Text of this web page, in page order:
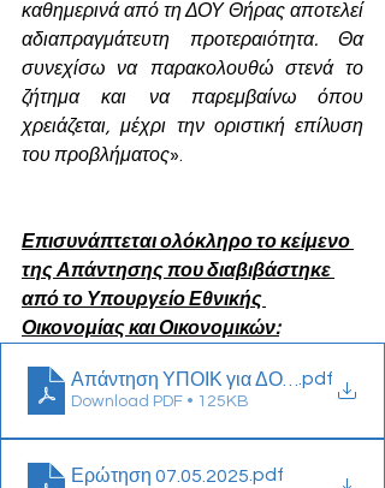
καθημερινά από τη ΔΟΥ Θήρας αποτελεί
αδιαπραγμάτευτη προτεραιότητα. Θα
συνεχίσω να παρακολουθώ στενά το
ζήτημα και να παρεμβαίνω όπου
χρειάζεται, μέχρι την οριστική επίλυση
του προβλήματος».
Επισυνάπτεται ολόκληρο το κείμενο
της Απάντησης που διαβιβάστηκε
από το Υπουργείο Εθνικής
Οικονομίας και Οικονομικών:
Απάντηση ΥΠΟΙΚ για ΔΟΥ Θήρας
.pdf
Download PDF • 125KB
Ερώτηση 07.05.2025 .pdf